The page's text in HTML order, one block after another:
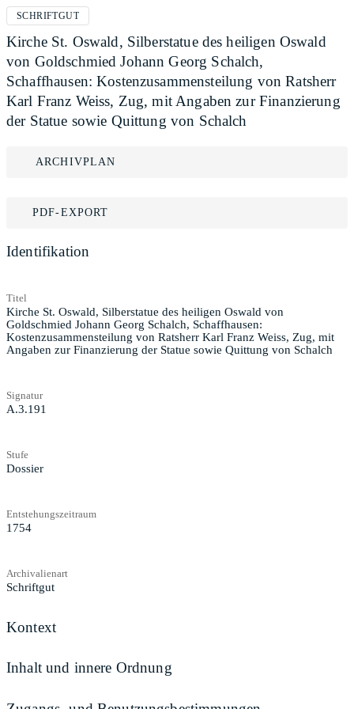
SCHRIFTGUT
Kirche St. Oswald, Silberstatue des heiligen Oswald
von Goldschmied Johann Georg Schalch,
Schaffhausen: Kostenzusammensteilung von Ratsherr
Karl Franz Weiss, Zug, mit Angaben zur Finanzierung
der Statue sowie Quittung von Schalch
ARCHIVPLAN
PDF-EXPORT
Identifikation
Titel
Kirche St. Oswald, Silberstatue des heiligen Oswald von
Goldschmied Johann Georg Schalch, Schaffhausen:
Kostenzusammensteilung von Ratsherr Karl Franz Weiss, Zug, mit
Angaben zur Finanzierung der Statue sowie Quittung von Schalch
Signatur
A.3.191
Stufe
Dossier
Entstehungszeitraum
1754
Archivalienart
Schriftgut
Kontext
Inhalt und innere Ordnung